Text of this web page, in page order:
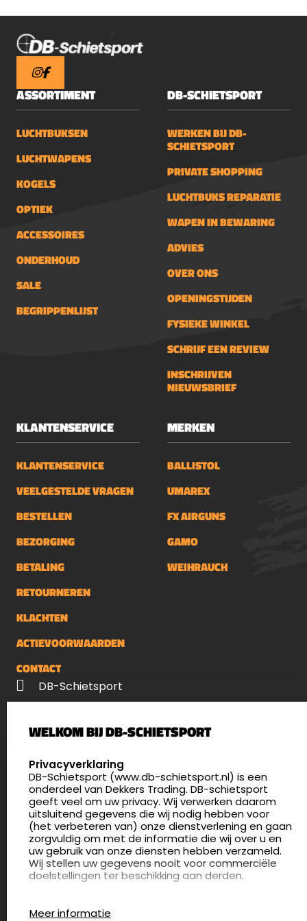
empfehlen! Euer
ASSORTIMENT
LUCHTBUKSEN
LUCHTWAPENS
KOGELS
OPTIEK
ACCESSOIRES
ONDERHOUD
SALE
BEGRIPPENLIJST
DB-SCHIETSPORT
WERKEN BIJ DB-
SCHIETSPORT
PRIVATE SHOPPING
LUCHTBUKS REPARATIE
WAPEN IN BEWARING
ADVIES
OVER ONS
OPENINGSTIJDEN
FYSIEKE WINKEL
SCHRIJF EEN REVIEW
INSCHRIJVEN
NIEUWSBRIEF
KLANTENSERVICE
KLANTENSERVICE
VEELGESTELDE VRAGEN
BESTELLEN
BEZORGING
BETALING
RETOURNEREN
KLACHTEN
ACTIEVOORWAARDEN
CONTACT
MERKEN
BALLISTOL
UMAREX
FX AIRGUNS
GAMO
WEIHRAUCH
DB-Schietsport
5411 LX Zeeland
4.8
172 beoordelingen
info@db-schietsport.nl
Openingstijden
Dinsdag en donderdag: 13:00 - 17:00 én 18:00 - 21:00
uur
WELKOM BIJ DB-SCHIETSPORT
SELECT LANGUAGE
Privacyverklaring
DB-Schietsport (www.db-schietsport.nl) is een
onderdeel van Dekkers Trading. DB-schietsport
geeft veel om uw privacy. Wij verwerken daarom
uitsluitend gegevens die wij nodig hebben voor
(het verbeteren van) onze dienstverlening en gaan
zorgvuldig om met de informatie die wij over u en
uw gebruik van onze diensten hebben verzameld.
Wij stellen uw gegevens nooit voor commerciële
doelstellingen ter beschikking aan derden.
Meer informatie